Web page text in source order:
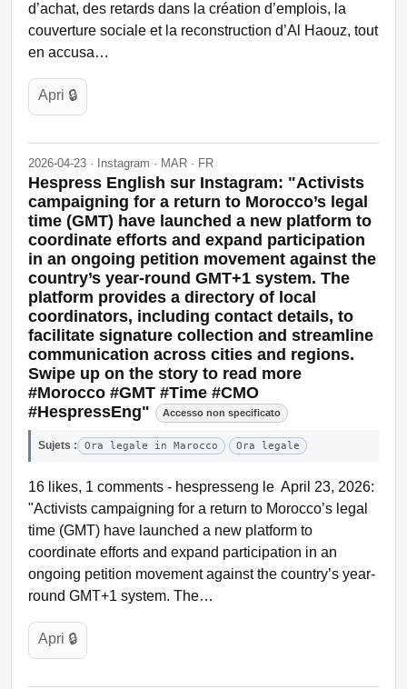
d’achat, des retards dans la création d’emplois, la
couverture sociale et la reconstruction d’Al Haouz, tout
en accusa…
Apri 🔒
2026-04-23 · Instagram · MAR · FR
Hespress English sur Instagram: "Activists
campaigning for a return to Morocco’s legal
time (GMT) have launched a new platform to
coordinate efforts and expand participation
in an ongoing petition movement against the
country’s year-round GMT+1 system. The
platform provides a directory of local
coordinators, including contact details, to
facilitate signature collection and streamline
communication across cities and regions.
Swipe up on the story to read more
#Morocco #GMT #Time #CMO
#HespressEng"
Accesso non specificato
Sujets : Ora legale in Marocco Ora legale
16 likes, 1 comments - hespresseng le April 23, 2026:
"Activists campaigning for a return to Morocco’s legal
time (GMT) have launched a new platform to
coordinate efforts and expand participation in an
ongoing petition movement against the country’s year-
round GMT+1 system. The…
Apri 🔒